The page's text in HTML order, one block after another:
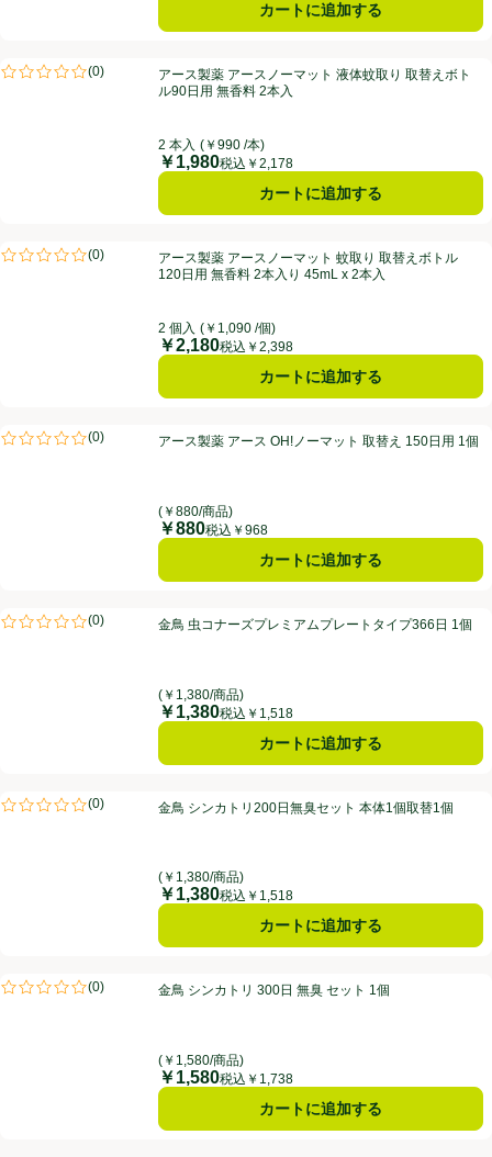
カートに追加する
アース製薬 アースノーマット 液体蚊取り 取替えボトル90日用 無香料
(0)
評価は0件のレビューで5点中0.0点。アース製薬 アースノーマット 液体蚊取り 取替えボト
ル90日用 無香料 2本入
2 本入 (￥990 /本)
価格
￥1,980税込￥2,178
カートに追加する
アース製薬 アースノーマット 蚊取り 取替えボトル 120日用 無香料 2
(0)
評価は0件のレビューで5点中0.0点。アース製薬 アースノーマット 蚊取り 取替えボトル
120日用 無香料 2本入り 45mL x 2本入
2 個入 (￥1,090 /個)
価格
￥2,180税込￥2,398
カートに追加する
アース製薬 アース OH!ノーマット 取替え 150日用 1個
(0)
評価は0件のレビューで5点中0.0点。アース製薬 アース OH!ノーマット 取替え 150日用 1個
(￥880/商品)
価格
￥880税込￥968
カートに追加する
金鳥 虫コナーズプレミアムプレートタイプ366日 1個
(0)
評価は0件のレビューで5点中0.0点。金鳥 虫コナーズプレミアムプレートタイプ366日 1個
(￥1,380/商品)
価格
￥1,380税込￥1,518
カートに追加する
金鳥 シンカトリ200日無臭セット 本体1個取替1個
(0)
評価は0件のレビューで5点中0.0点。金鳥 シンカトリ200日無臭セット 本体1個取替1個
(￥1,380/商品)
価格
￥1,380税込￥1,518
カートに追加する
金鳥 シンカトリ 300日 無臭 セット 1個
(0)
評価は0件のレビューで5点中0.0点。金鳥 シンカトリ 300日 無臭 セット 1個
(￥1,580/商品)
価格
￥1,580税込￥1,738
カートに追加する